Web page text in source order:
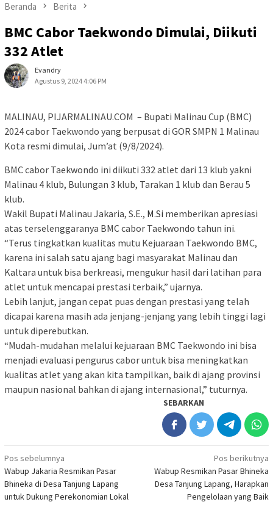
Beranda Berita
BMC Cabor Taekwondo Dimulai, Diikuti
332 Atlet
Evandry
Agustus 9, 2024 4:06 PM
MALINAU, PIJARMALINAU.COM – Bupati Malinau Cup (BMC)
2024 cabor Taekwondo yang berpusat di GOR SMPN 1 Malinau
Kota resmi dimulai, Jum’at (9/8/2024).
BMC cabor Taekwondo ini diikuti 332 atlet dari 13 klub yakni
Malinau 4 klub, Bulungan 3 klub, Tarakan 1 klub dan Berau 5
klub.
Wakil Bupati Malinau Jakaria, S.E., M.Si memberikan apresiasi
atas terselenggaranya BMC cabor Taekwondo tahun ini.
“Terus tingkatkan kualitas mutu Kejuaraan Taekwondo BMC,
karena ini salah satu ajang bagi masyarakat Malinau dan
Kaltara untuk bisa berkreasi, mengukur hasil dari latihan para
atlet untuk mencapai prestasi terbaik,” ujarnya.
Lebih lanjut, jangan cepat puas dengan prestasi yang telah
dicapai karena masih ada jenjang-jenjang yang lebih tinggi lagi
untuk diperebutkan.
“Mudah-mudahan melalui kejuaraan BMC Taekwondo ini bisa
menjadi evaluasi pengurus cabor untuk bisa meningkatkan
kualitas atlet yang akan kita tampilkan, baik di ajang provinsi
maupun nasional bahkan di ajang internasional,” tuturnya.
SEBARKAN
Navigasi
pos
Pos sebelumnya
Wabup Jakaria Resmikan Pasar
Bhineka di Desa Tanjung Lapang
untuk Dukung Perekonomian Lokal
Pos berikutnya
Wabup Resmikan Pasar Bhineka
Desa Tanjung Lapang, Harapkan
Pengelolaan yang Baik